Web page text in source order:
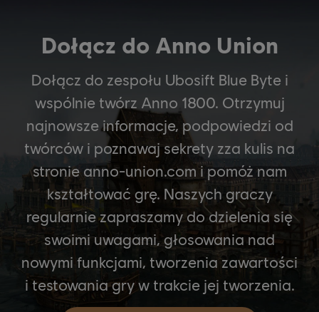
Dołącz do Anno Union
Dołącz do zespołu Ubosift Blue Byte i
wspólnie twórz Anno 1800. Otrzymuj
najnowsze informacje, podpowiedzi od
twórców i poznawaj sekrety zza kulis na
stronie anno-union.com i pomóż nam
kształtować grę. Naszych graczy
regularnie zapraszamy do dzielenia się
swoimi uwagami, głosowania nad
nowymi funkcjami, tworzenia zawartości
i testowania gry w trakcie jej tworzenia.